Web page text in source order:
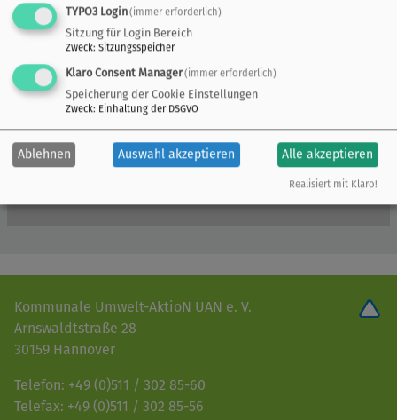
Kommunale Umwelt-AktioN UAN e. V.
Arnswaldtstraße 28
30159 Hannover
Telefon: +49 (0)511 / 302 85-60
Telefax: +49 (0)511 / 302 85-56
TYPO3 Login(immer erforderlich)
Sitzung für Login Bereich
Zweck: Sitzungsspeicher
Klaro Consent Manager(immer erforderlich)
Speicherung der Cookie Einstellungen
Zweck: Einhaltung der DSGVO
Ablehnen Auswahl akzeptieren Alle akzeptieren
Realisiert mit Klaro!